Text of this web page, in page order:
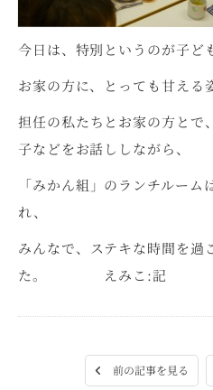
今日は、特別というのが子ど
お家の方に、とっても甘える
担任の私たちとお家の方とで
子などをお話ししながら、
「みかん組」のランチルー
れ、
みんなで、ステキな時間を過
た。 えみこ:記
前の記事を見る